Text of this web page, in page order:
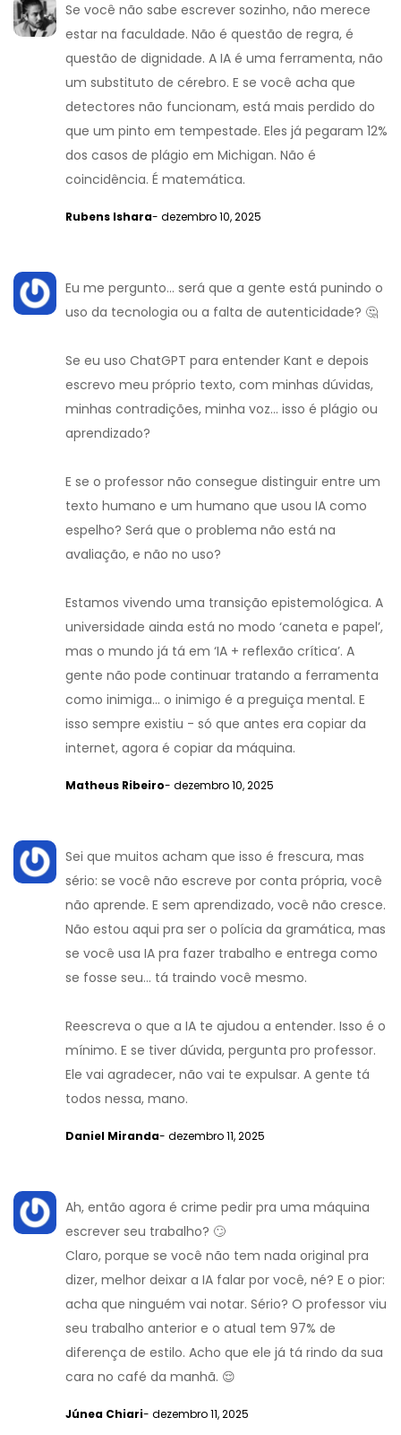
Se você não sabe escrever sozinho, não merece
estar na faculdade. Não é questão de regra, é
questão de dignidade. A IA é uma ferramenta, não
um substituto de cérebro. E se você acha que
detectores não funcionam, está mais perdido do
que um pinto em tempestade. Eles já pegaram 12%
dos casos de plágio em Michigan. Não é
coincidência. É matemática.
Rubens Ishara- dezembro 10, 2025
Eu me pergunto… será que a gente está punindo o
uso da tecnologia ou a falta de autenticidade? 🤔
Se eu uso ChatGPT para entender Kant e depois
escrevo meu próprio texto, com minhas dúvidas,
minhas contradições, minha voz… isso é plágio ou
aprendizado?
E se o professor não consegue distinguir entre um
texto humano e um humano que usou IA como
espelho? Será que o problema não está na
avaliação, e não no uso?
Estamos vivendo uma transição epistemológica. A
universidade ainda está no modo ‘caneta e papel’,
mas o mundo já tá em ‘IA + reflexão crítica’. A
gente não pode continuar tratando a ferramenta
como inimiga… o inimigo é a preguiça mental. E
isso sempre existiu - só que antes era copiar da
internet, agora é copiar da máquina.
Matheus Ribeiro- dezembro 10, 2025
Sei que muitos acham que isso é frescura, mas
sério: se você não escreve por conta própria, você
não aprende. E sem aprendizado, você não cresce.
Não estou aqui pra ser o polícia da gramática, mas
se você usa IA pra fazer trabalho e entrega como
se fosse seu… tá traindo você mesmo.
Reescreva o que a IA te ajudou a entender. Isso é o
mínimo. E se tiver dúvida, pergunta pro professor.
Ele vai agradecer, não vai te expulsar. A gente tá
todos nessa, mano.
Daniel Miranda- dezembro 11, 2025
Ah, então agora é crime pedir pra uma máquina
escrever seu trabalho? 🙄
Claro, porque se você não tem nada original pra
dizer, melhor deixar a IA falar por você, né? E o pior:
acha que ninguém vai notar. Sério? O professor viu
seu trabalho anterior e o atual tem 97% de
diferença de estilo. Acho que ele já tá rindo da sua
cara no café da manhã. 😌
Júnea Chiari- dezembro 11, 2025